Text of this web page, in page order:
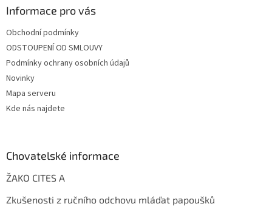
Informace pro vás
Obchodní podmínky
ODSTOUPENÍ OD SMLOUVY
Podmínky ochrany osobních údajů
Novinky
Mapa serveru
Kde nás najdete
Chovatelské informace
ŽAKO CITES A
Zkušenosti z ručního odchovu mláďat papoušků